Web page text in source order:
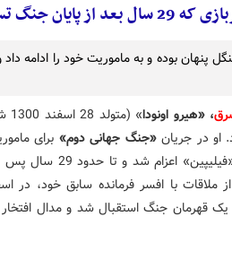
پایان جنگ تسلیم شد
در جنگل پنهان بوده و به ماموریت خود را
، «هیرو اونودا
او در جریان«جنگ جهانی دوم» برای
در سال1322 (مصادف با
قهرمان جنگ استقبال شد و مدال